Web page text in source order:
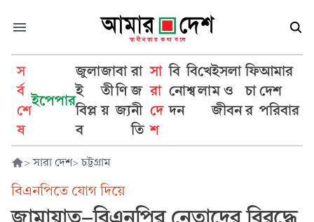
স
র্ব
শে
ষ
ইপেপার
জুলা
ই
বিপ্ল
ব
জা
তী
য়
বা
ণি
জ্য
রা
জ
নী
তি
সা
রা
দে
শ
বি
নো
দন
বি
শ্ব
খে
লা
ইসলা
ম ও
জীবন
ফি
চা
র
আমার
দেশ
পরিবার
> সারা দেশ> চট্টগ্রাম
বিএনপিতে যোগ দিয়ে